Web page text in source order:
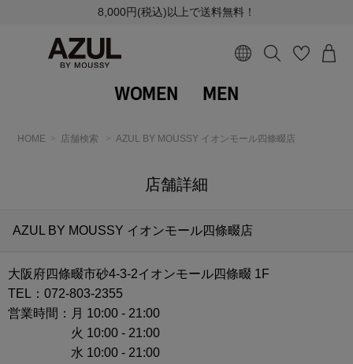
8,000円(税込)以上で送料無料！
WOMEN MEN
HOME 店舗検索 AZUL BY MOUSSY イオンモール四條畷店
店舗詳細
AZUL BY MOUSSY イオンモール四條畷店
大阪府四條畷市砂4-3-2イオンモール四條畷 1F
TEL：072-803-2355
営業時間： 月 10:00 - 21:00
火 10:00 - 21:00
水 10:00 - 21:00